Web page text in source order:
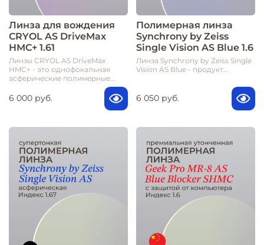
Линза для вождения
CRYOL AS DriveMax
HMC+ 1.61
Линзы CRYOL AS DriveMax
HMC+ - это однофокальная
асферические полимерные...
6 000 руб.
Полимерная линза
Synchrony by Zeiss
Single Vision AS Blue 1.6
Линза Synchrony by Zeiss Single
Vision AS Blue - продукт...
6 050 руб.